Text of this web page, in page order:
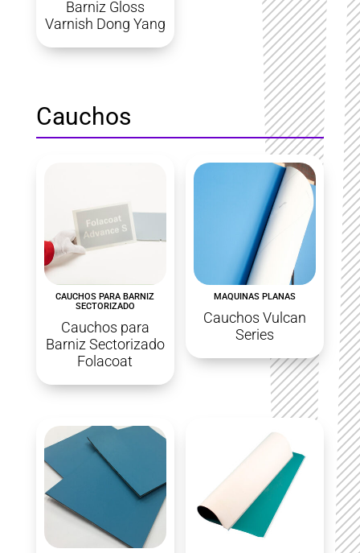
Barniz Gloss
Varnish Dong Yang
Cauchos
CAUCHOS PARA BARNIZ
SECTORIZADO
Cauchos para
Barniz Sectorizado
Folacoat
MAQUINAS PLANAS
Cauchos Vulcan
Series